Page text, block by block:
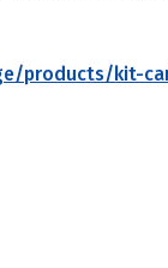
products/kit-